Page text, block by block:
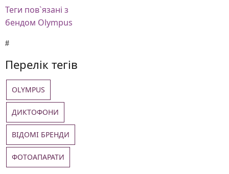
Теги пов`язані з
бендом Olympus
Перелік тегів
OLYMPUS
ДИКТОФОНИ
ВІДОМІ БРЕНДИ
ФОТОАПАРАТИ